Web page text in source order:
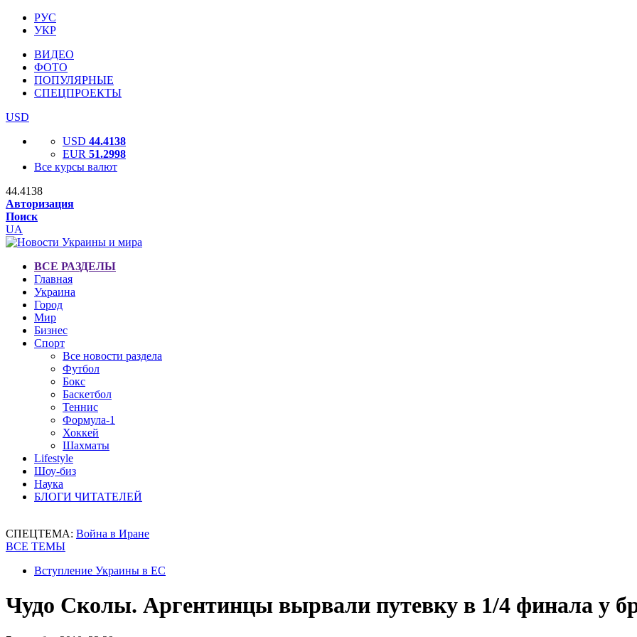
РУС
УКР
ВИДЕО
ФОТО
ПОПУЛЯРНЫЕ
СПЕЦПРОЕКТЫ
USD
USD 44.4138
EUR 51.2998
Все курсы валют
44.4138
Авторизация
Поиск
UA
ВСЕ РАЗДЕЛЫ
Главная
Украина
Город
Мир
Бизнес
Спорт
Все новости раздела
Футбол
Бокс
Баскетбол
Теннис
Формула-1
Хоккей
Шахматы
Lifestyle
Шоу-биз
Наука
БЛОГИ ЧИТАТЕЛЕЙ
СПЕЦТЕМА: Война в Иране
ВСЕ ТЕМЫ
Вступление Украины в ЕС
Чудо Сколы. Аргентинцы вырвали путевку в 1/4 финала у